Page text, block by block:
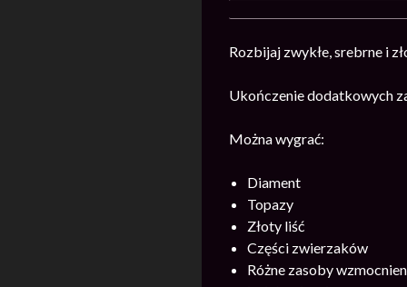
Rozbijaj zwykłe, srebrne i
Ukończenie dodatkowych
Można wygrać:
Diament
Topazy
Złoty liść
Części zwierzaków
Różne zasoby